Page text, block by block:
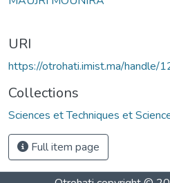
URI
https://otrohati.imist.ma/
Collections
Sciences et Techniques et
Full item page